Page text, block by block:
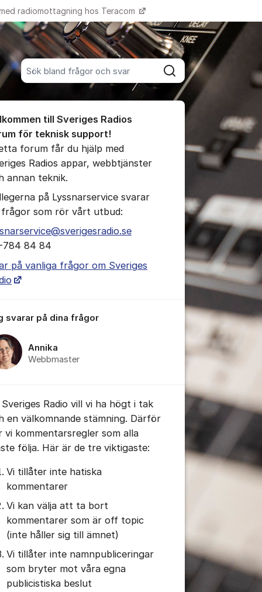
Sök bland alla inlägg
Sök
radiomottagning hos Teracom Fler supportlänkar
kommentaren
för inlägg/kommentar
för inlägg/kommentar
för inlägg/kommentar
till Sveriges Radios
för teknisk support!
forum får du hjälp med
Radios appar, webbtjänster
annan teknik.
på Lyssnarservice svarar
frågor som rör vårt utbud:
784 84 84
på vanliga frågor om Sveriges
svarar på dina frågor
Annika
Webbmaster
Sveriges Radio vill vi ha högt i tak
en välkomnande stämning. Därför
vi kommentarsregler som alla
följa. Här är de tre viktigaste:
Vi tillåter inte hatiska
kommentarer
Vi kan välja att ta bort
kommentarer som är off topic
(inte håller sig till ämnet)
Vi tillåter inte namnpubliceringar
som bryter mot våra egna
publicistiska beslut